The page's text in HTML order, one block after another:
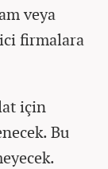
veya
firmalara
için
Bu